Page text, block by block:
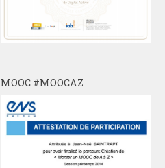
MOOC #MOOCAZ